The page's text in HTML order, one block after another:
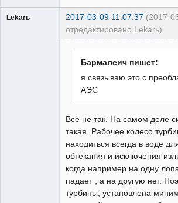
Lekarь 2017-03-09 11:07:37 (2017-
отредактировано Lekarь)
Бармалеич пишет:
я связываю это с
АЭС
Всё не так. На самом деле
такая. Рабочее колесо
находиться всегда в воде
обтекания и исключения
когда например на одну
падает , а на другую нет.
турбины, установлена